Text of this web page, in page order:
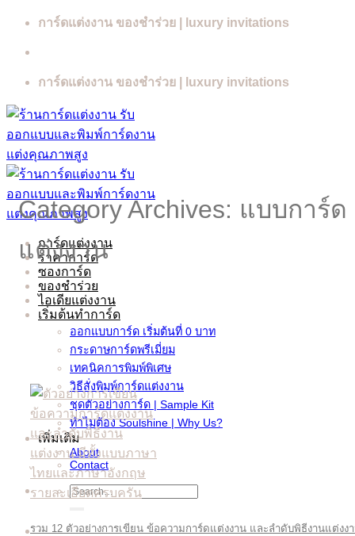
Skip
การ์ดแต่งงาน ของชำร่วย | luxury invitations
การ์ดแต่งงาน ของชำร่วย | luxury invitations
การ์ดแต่งงาน
ราคาการ์ด
ซองการ์ด
ของชำร่วย
ไอเดียแต่งงาน
เริ่มต้นทำการ์ด
ออกแบบการ์ด เริ่มต้นที่ 0 บาท
กระดาษการ์ดพรีเมี่ยม
เทคนิคการพิมพ์พิเศษ
วิธีสั่งพิมพ์การ์ดแต่งงาน
ชุดตัวอย่างการ์ด | Sample Kit
ทำไมต้อง Soulshine | Why Us?
เพิ่มเติม
About
Contact
Search
for:
Category Archives: แบบการ์ด
แต่งงาน
รวม 12 ตัวอย่างการเขียน ข้อความการ์ดแต่งงาน และลำดับพิธีงานแต่งง